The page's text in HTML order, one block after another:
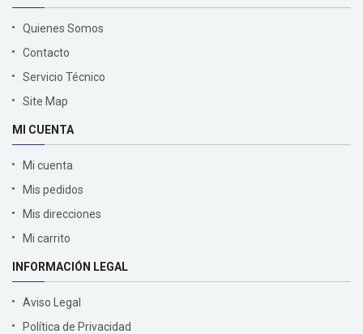
Quienes Somos
Contacto
Servicio Técnico
Site Map
MI CUENTA
Mi cuenta
Mis pedidos
Mis direcciones
Mi carrito
INFORMACIÓN LEGAL
Aviso Legal
Política de Privacidad